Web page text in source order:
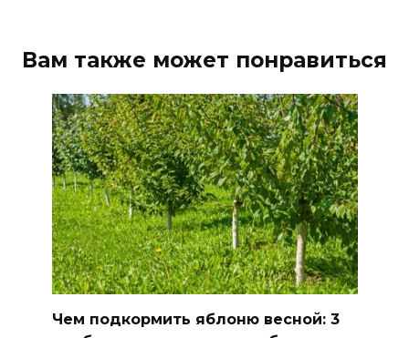
Вам также может понравиться
Чем подкормить яблоню весной: 3